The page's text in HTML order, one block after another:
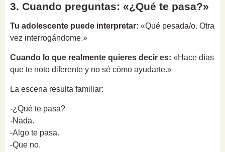
3. Cuando preguntas: «¿Qué te pasa?»
Tu adolescente puede interpretar: «Qué pesada/o. Otra
vez interrogándome.»
Cuando lo que realmente quieres decir es: «Hace días
que te noto diferente y no sé cómo ayudarte.»
La escena resulta familiar:
-¿Qué te pasa?
-Nada.
-Algo te pasa.
-Que no.